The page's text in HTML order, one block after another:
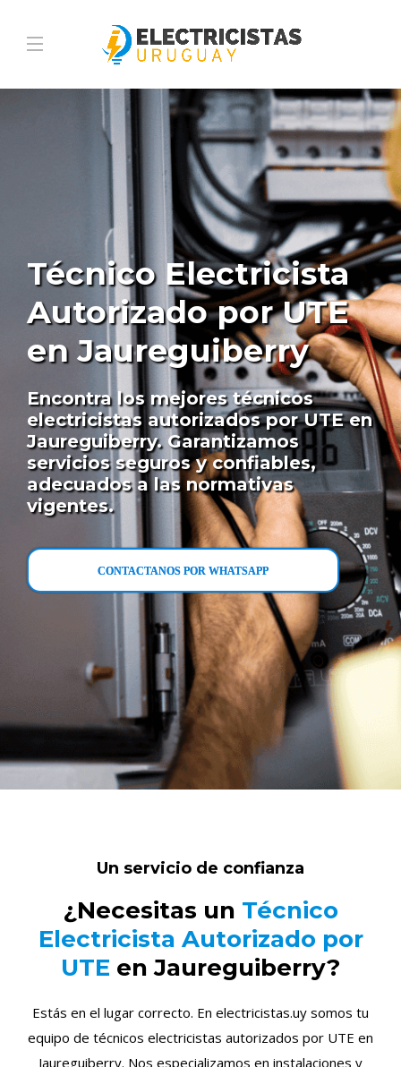
Técnico Electricista
Autorizado por UTE
en Jaureguiberry
Encontra los mejores técnicos
electricistas autorizados por UTE en
Jaureguiberry. Garantizamos
servicios seguros y confiables,
adecuados a las normativas
vigentes.
CONTACTANOS POR WHATSAPP
Un servicio de confianza
¿Necesitas un Técnico
Electricista Autorizado por
UTE en Jaureguiberry?
Estás en el lugar correcto. En electricistas.uy somos tu
equipo de técnicos electricistas autorizados por UTE en
Jaureguiberry. Nos especializamos en instalaciones y